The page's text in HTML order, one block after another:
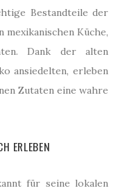
Bestandteile der
mexikanischen Küche,
Dank der alten
ansiedelten, erleben
Zutaten eine wahre
ERLEBEN
für seine lokalen